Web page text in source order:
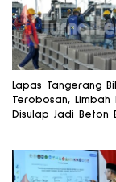
Lapas Tangerang
Terobosan, Limbah
Disulap Jadi Beton